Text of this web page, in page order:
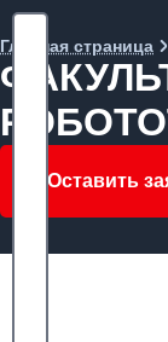
Главная страница
Оставить